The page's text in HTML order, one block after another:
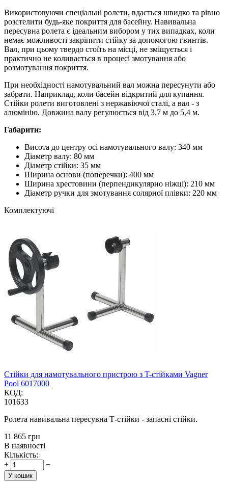
Використовуючи спеціальні ролети, вдається швидко та рівно
розстелити будь-яке покриття для басейну. Навивальна
пересувна ролета є ідеальним вибором у тих випадках, коли
немає можливості закріпити стійку за допомогою гвинтів.
Вал, при цьому твердо стоїть на місці, не зміщується і
практично не коливається в процесі змотування або
розмотування покриття.
При необхідності намотувальний вал можна пересунути або
забрати. Наприклад, коли басейн відкритий для купання.
Стійки ролети виготовлені з нержавіючої сталі, а вал - з
алюмінію. Довжина валу регулюється від 3,7 м до 5,4 м.
Габарити:
Висота до центру осі намотувального валу: 340 мм
Діаметр валу: 80 мм
Діаметр стійки: 35 мм
Ширина основи (поперечки): 400 мм
Ширина хрестовини (перпендикулярно ніжці): 210 мм
Діаметр ручки для змотування солярної плівки: 220 мм
Комплектуючі
Стійки для намотувального пристрою з T-стійками Vagner
Pool 6017000
КОД:
101633
Ролета навивальна пересувна Т-стійки - запасні стійки.
‍11 865‍ грн
В наявності
Кількість:
+
−
У кошик